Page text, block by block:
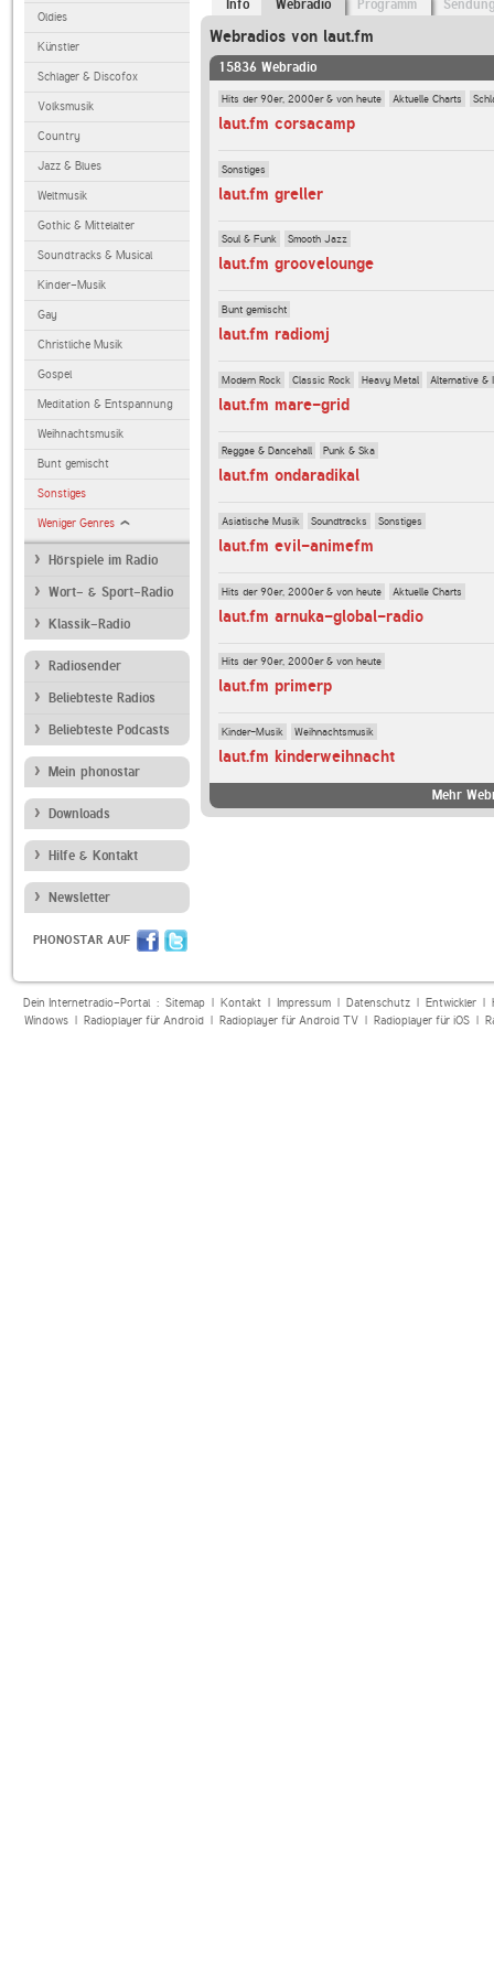
Oldies
Künstler
Schlager & Discofox
Volksmusik
Country
Jazz & Blues
Weltmusik
Gothic & Mittelalter
Soundtracks & Musical
Kinder-Musik
Gay
Christliche Musik
Gospel
Meditation & Entspannung
Weihnachtsmusik
Bunt gemischt
Sonstiges
Weniger Genres
Hörspiele im Radio
Wort- & Sport-Radio
Klassik-Radio
Radiosender
Beliebteste Radios
Beliebteste Podcasts
Mein phonostar
Downloads
Hilfe & Kontakt
Newsletter
PHONOSTAR AUF
Info Webradio Programm
Webradios von laut.fm
15836 Webradio
Hits der 90er, 2000er & von heute Aktuelle Charts
laut.fm corsacamp
Sonstiges
laut.fm greller
Soul & Funk Smooth Jazz
laut.fm groovelounge
Bunt gemischt
laut.fm radiomj
Modern Rock Classic Rock Heavy Metal Alternative &
laut.fm mare-grid
Reggae & Dancehall Punk & Ska
laut.fm ondaradikal
Asiatische Musik Soundtracks Sonstiges
laut.fm evil-animefm
Hits der 90er, 2000er & von heute Aktuelle Charts
laut.fm arnuka-global-radio
Hits der 90er, 2000er & von heute
laut.fm primerp
Kinder-Musik Weihnachtsmusik
laut.fm kinderweihnacht
Mehr
Dein Internetradio-Portal : Sitemap| Kontakt| Impressum| Datenschutz| Entwickler|
Windows| Radioplayer für Android| Radioplayer für Android TV| Radioplayer für iOS|